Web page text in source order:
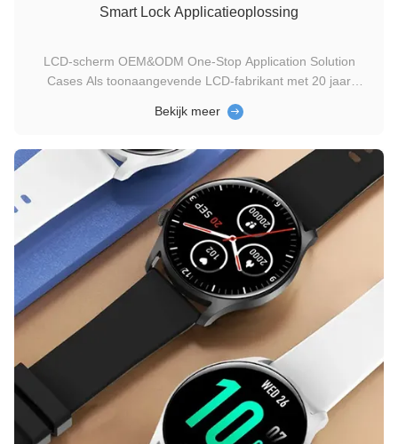
Smart Lock Applicatieoplossing
LCD-scherm OEM&ODM One-Stop Application Solution
Cases Als toonaangevende LCD-fabrikant met 20 jaar
sloten.en low-power displays om de gebruikerservaring te
Genyu's LCD-schermen voor slimme ...
Bekijk meer